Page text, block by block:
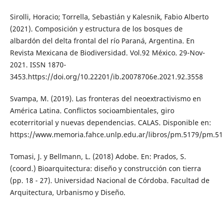
Sirolli, Horacio; Torrella, Sebastián y Kalesnik, Fabio Alberto
(2021). Composición y estructura de los bosques de
albardón del delta frontal del río Paraná, Argentina. En
Revista Mexicana de Biodiversidad. Vol.92 México. 29-Nov-
2021. ISSN 1870-
3453.https://doi.org/10.22201/ib.20078706e.2021.92.3558
Svampa, M. (2019). Las fronteras del neoextractivismo en
América Latina. Conflictos socioambientales, giro
ecoterritorial y nuevas dependencias. CALAS. Disponible en:
https://www.memoria.fahce.unlp.edu.ar/libros/pm.5179/
Tomasi, J. y Bellmann, L. (2018) Adobe. En: Prados, S.
(coord.) Bioarquitectura: diseño y construcción con tierra
(pp. 18 - 27). Universidad Nacional de Córdoba. Facultad de
Arquitectura, Urbanismo y Diseño.